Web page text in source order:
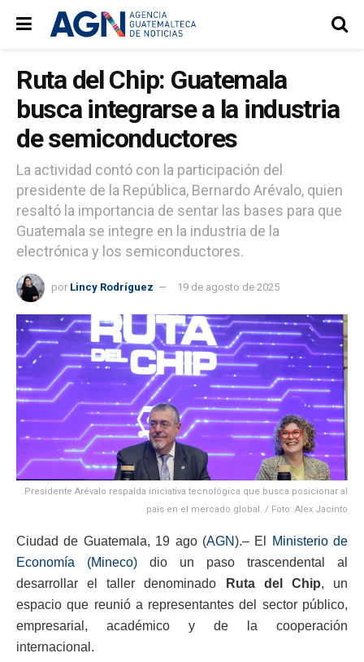
Ruta del Chip: Guatemala
busca integrarse a la industria
de semiconductores
La actividad contó con la participación del
presidente de la República, Bernardo Arévalo, quien
resaltó la importancia de sentar las bases para que
Guatemala se integre en la industria de la
electrónica y los semiconductores.
por Lincy Rodríguez 19 de agosto de 2025
Presidente Arévalo respalda iniciativa tecnológica que busca posicionar al
país en el mercado global. / Foto: Alex Jacinto
Ciudad de Guatemala, 19 ago (AGN).– El
Ministerio de
Economía (Mineco) dio un paso trascendental al
desarrollar el taller denominado
Ruta del Chip, un
espacio que reunió a representantes del sector público,
empresarial, académico y de la cooperación
internacional.